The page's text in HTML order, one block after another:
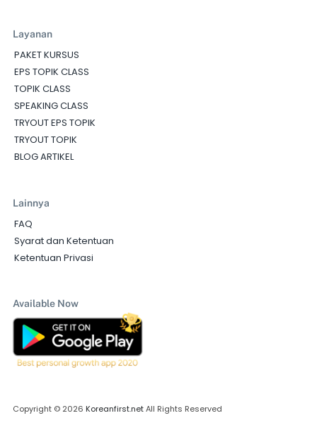
Layanan
PAKET KURSUS
EPS TOPIK CLASS
TOPIK CLASS
SPEAKING CLASS
TRYOUT EPS TOPIK
TRYOUT TOPIK
BLOG ARTIKEL
Lainnya
FAQ
Syarat dan Ketentuan
Ketentuan Privasi
Available Now
Copyright © 2026 Koreanfirst.netAll Rights Reserved